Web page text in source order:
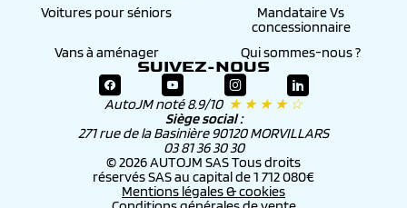
Voitures pour séniors
Mandataire Vs
concessionnaire
Vans à aménager
Qui sommes-nous ?
SUIVEZ-NOUS
AutoJM noté 8.9/10 ★ ★ ★ ★ ☆
Siège social :
271 rue de la Basinière 90120 MORVILLARS
03 81 36 30 30
© 2026 AUTOJM SAS Tous droits
réservés SAS au capital de 1 712 080€
Mentions légales & cookies